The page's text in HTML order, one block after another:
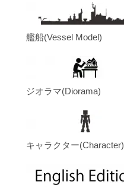
艦船(Vessel Model)
ジオラマ(Diorama)
キャラクター(Character)